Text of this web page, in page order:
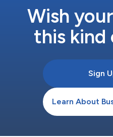
Wish
this kind
Sign
Learn About